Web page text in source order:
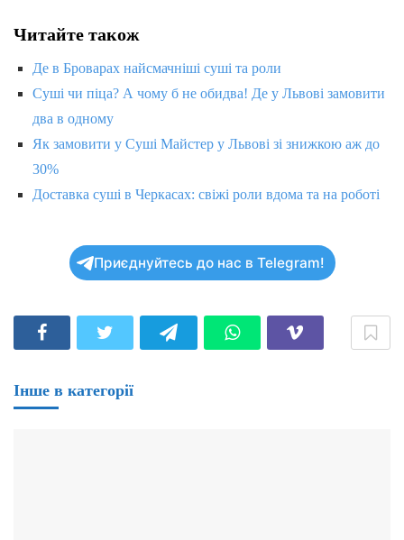
Читайте також
Де в Броварах найсмачніші суші та роли
Суші чи піца? А чому б не обидва! Де у Львові замовити
два в одному
Як замовити у Суші Майстер у Львові зі знижкою аж до
30%
Доставка суші в Черкасах: свіжі роли вдома та на роботі
Приєднуйтесь до нас в Telegram!
Інше в категорії